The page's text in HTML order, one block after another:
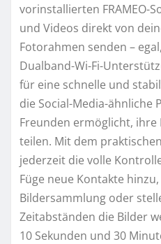
vorinstallierten FRAMEO-
und Videos direkt von
Fotorahmen senden –
Dualband-Wi-Fi-
für eine schnelle und
die Social-Media-ähnliche
Freunden ermöglicht,
teilen. Mit dem
jederzeit die volle
Füge neue Kontakte
Bildersammlung oder
Zeitabständen die Bilder
10 Sekunden und 30